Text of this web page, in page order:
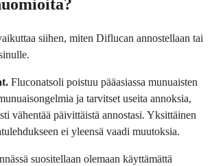
siihen, miten Diflucan annostellaan tai
Fluconatsoli poistuu pääasiassa munuaisten
ja tarvitset useita annoksia,
vähentää päivittäistä annostasi. Yksittäinen
ei yleensä vaadi muutoksia.
suositellaan olemaan käyttämättä